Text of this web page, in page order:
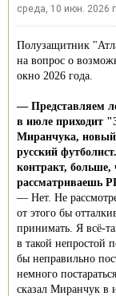
среда, 10 июн. 2026
Полузащитник
на вопрос о
окно 2026 года.
— Представляем
в июле приходит
Миранчука, новый
русский
контракт, больше,
рассматриваешь
— Нет. Не
от этого бы
принимать. Я всё-
в такой непростой
бы неправильно
немного
сказал Миранчук в